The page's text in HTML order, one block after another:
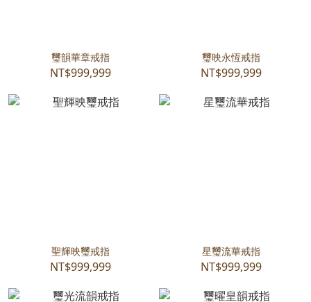
璽韻華章戒指
NT$999,999
璽映永恆戒指
NT$999,999
聖輝映璽戒指
NT$999,999
星璽流華戒指
NT$999,999